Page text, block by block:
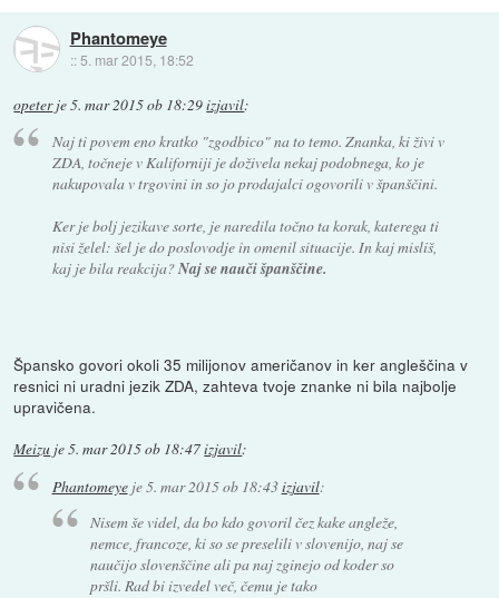
Phantomeye
:: 5. mar 2015, 18:52
opeterje5. mar 2015 ob 18:29izjavil:
Naj ti povem eno kratko "zgodbico" na to temo. Znanka, ki živi v
ZDA, točneje v Kaliforniji je doživela nekaj podobnega, ko je
nakupovala v trgovini in so jo prodajalci ogovorili v španščini.
Ker je bolj jezikave sorte, je naredila točno ta korak, katerega ti
nisi želel: šel je do poslovodje in omenil situacije. In kaj misliš,
kaj je bila reakcija?Naj se nauči španščine.
Špansko govori okoli 35 milijonov američanov in ker angleščina v
resnici ni uradni jezik ZDA, zahteva tvoje znanke ni bila najbolje
upravičena.
Meizu je5. mar 2015 ob 18:47izjavil:
Phantomeyeje5. mar 2015 ob 18:43izjavil:
Nisem še videl, da bo kdo govoril čez kake angleže,
nemce, francoze, ki so se preselili v slovenijo, naj se
naučijo slovenščine ali pa naj zginejo od koder so
pršli. Rad bi izvedel več, čemu je tako